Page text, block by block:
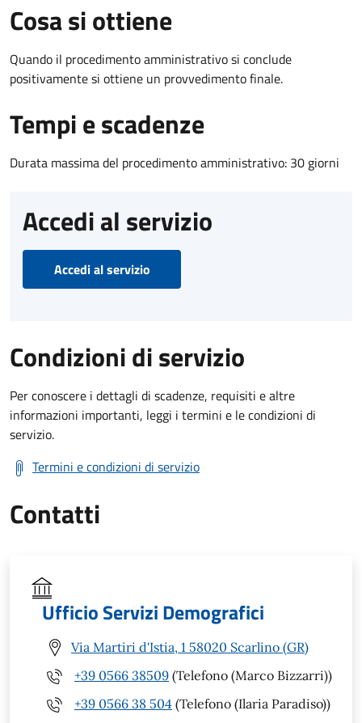
Cosa si ottiene
Quando il procedimento amministrativo si conclude
positivamente si ottiene un provvedimento finale.
Tempi e scadenze
Durata massima del procedimento amministrativo: 30 giorni
Accedi al servizio
Accedi al servizio
Condizioni di servizio
Per conoscere i dettagli di scadenze, requisiti e altre
informazioni importanti, leggi i termini e le condizioni di
servizio.
Termini e condizioni di servizio
Contatti
Ufficio Servizi Demografici
Via Martiri d'Istia, 1 58020 Scarlino (GR)
+39 0566 38509 (Telefono (Marco Bizzarri))
+39 0566 38 504 (Telefono (Ilaria Paradiso))